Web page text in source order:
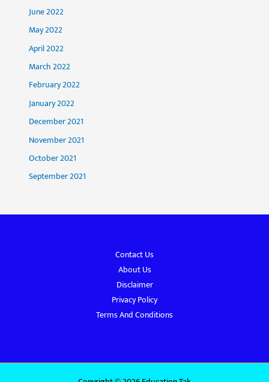
June 2022
May 2022
April 2022
March 2022
February 2022
January 2022
December 2021
November 2021
October 2021
September 2021
Contact Us
About Us
Disclaimer
Privacy Policy
Terms And Conditions